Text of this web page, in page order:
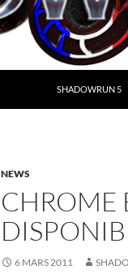
SHADOWRUN 5
NEWS
CHROME
6 MARS 2011